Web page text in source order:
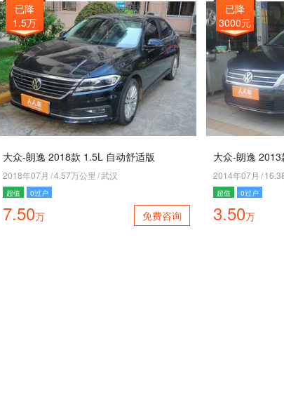
已降
1.5万
大众-朗逸 2018款 1.5L 自动舒适版
2018年07月 /4.57万公里 /武汉
超值 0过户
7.50万 免费咨询
已降
3000元
2014年07月 /
超值 0过户
3.50万